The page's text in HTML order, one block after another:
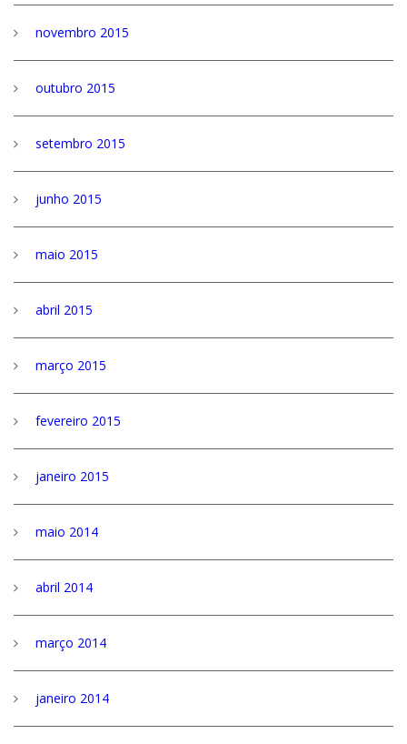
novembro 2015
outubro 2015
setembro 2015
junho 2015
maio 2015
abril 2015
março 2015
fevereiro 2015
janeiro 2015
maio 2014
abril 2014
março 2014
janeiro 2014